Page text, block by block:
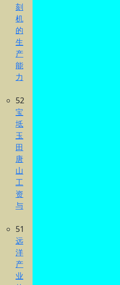
刻
机
的
生
产
能
力
52
宝
坻
玉
田
唐
山
工
资
与
51
远
洋
产
业